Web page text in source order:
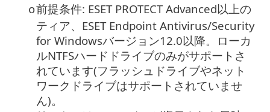
o前提条件: ESET PROTECT Advanced以上の
ティア、ESET Endpoint Antivirus/Security
for Windowsバージョン12.0以降。ローカ
ルNTFSハードドライブのみがサポートさ
れています(フラッシュドライブやネット
ワークドライブはサポートされていませ
ん)。